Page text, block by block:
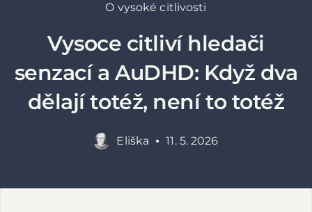
O vysoké citlivosti
Vysoce citliví hledači
senzací a AuDHD: Když dva
dělají totéž, není to totéž
Eliška 11. 5. 2026